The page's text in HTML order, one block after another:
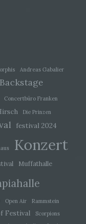
Andreas Gabalier
Backstage
Concertbüro Franken
Die Prinzen
festival 2024
Konzert
Muffathalle
Open Air Rammstein
Festival
Scorpions
Personen, die
des
Daten zu
Person
in informierter
abgegebene
Erklärung oder
Person zu
Verarbeitung der
Daten